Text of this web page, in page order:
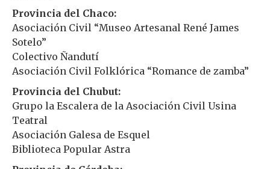
Provincia del Chaco:
Asociación Civil “Museo Artesanal René James
Sotelo”
Colectivo Ñandutí
Asociación Civil Folklórica “Romance de zamba”
Provincia del Chubut:
Grupo la Escalera de la Asociación Civil Usina
Teatral
Asociación Galesa de Esquel
Biblioteca Popular Astra